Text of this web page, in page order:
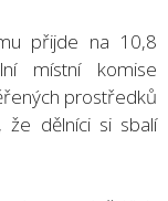
přijde na 10,8
místní komise
prostředků
že dělníci si sbalí